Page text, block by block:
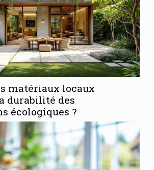
matériaux locaux
durabilité des
écologiques ?